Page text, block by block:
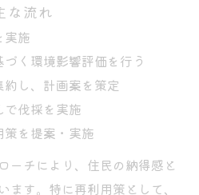
な流れ
実施
く環境影響評価を行う
し、計画案を策定
伐採を実施
を提案・実施
ーチにより、住民の納得感と
す。特に再利用策として、